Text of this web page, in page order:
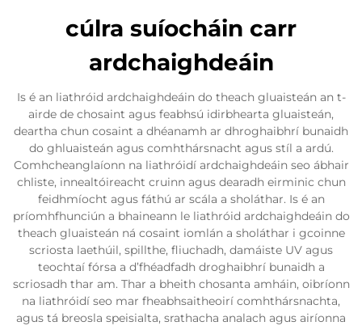
cúlra suíocháin carr
ardchaighdeáin
Is é an liathróid ardchaighdeáin do theach gluaisteán an t-
airde de chosaint agus feabhsú idirbhearta gluaisteán,
deartha chun cosaint a dhéanamh ar dhroghaibhrí bunaidh
do ghluaisteán agus comhthársnacht agus stíl a ardú.
Comhcheanglaíonn na liathróidí ardchaighdeáin seo ábhair
chliste, innealtóireacht cruinn agus dearadh eirminic chun
feidhmíocht agus fáthú ar scála a sholáthar. Is é an
príomhfhunciún a bhaineann le liathróid ardchaighdeáin do
theach gluaisteán ná cosaint iomlán a sholáthar i gcoinne
scriosta laethúil, spillthe, fliuchadh, damáiste UV agus
teochtaí fórsa a d’fhéadfadh droghaibhrí bunaidh a
scriosadh thar am. Thar a bheith chosanta amháin, oibríonn
na liathróidí seo mar fheabhsaitheoirí comhthársnachta,
agus tá breosla speisialta, srathacha analach agus airíonna